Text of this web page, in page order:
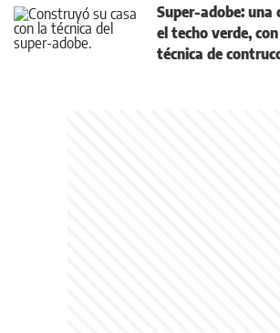
Super-adobe: una
el techo verde,
técnica de